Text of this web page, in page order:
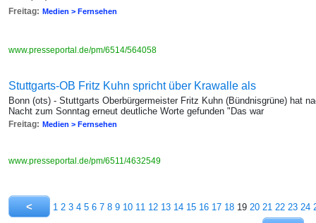
Freitag: Medien > Fernsehen
www.presseportal.de/pm/6514/564058
Stuttgarts-OB Fritz Kuhn spricht über Krawalle als
Bonn (ots) - Stuttgarts Oberbürgermeister Fritz Kuhn (Bündnisgrüne) hat
Nacht zum Sonntag erneut deutliche Worte gefunden "Das war
Freitag: Medien > Fernsehen
www.presseportal.de/pm/6511/4632549
1 2 3 4 5 6 7 8 9 10 11 12 13 14 15 16 17 18 19 20 21 22 23 24